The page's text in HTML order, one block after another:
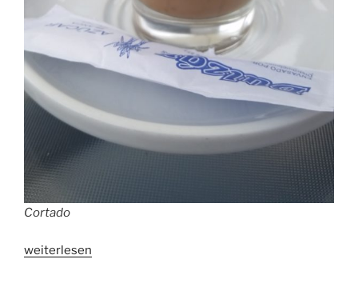
Cortado
„Palma
weiterlesen